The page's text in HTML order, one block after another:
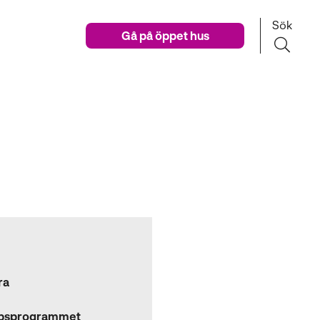
Gå på öppet hus
Sök